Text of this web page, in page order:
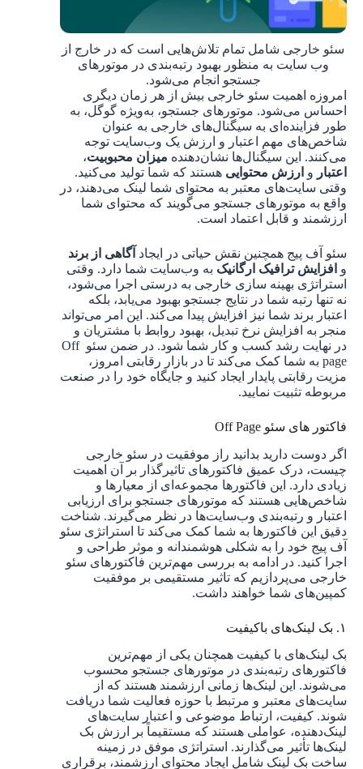
سئو خارجی شامل تمام تلاش‌هایی است که در خارج از
وب سایت به منظور بهبود رتبه‌بندی در موتورهای
جستجو انجام می‌شود.
امروزه اهمیت سئو خارجی بیش از هر زمان دیگری
احساس می‌شود. موتورهای جستجو، به‌ویژه گوگل، به
طور فزاینده‌ای به سیگنال‌های خارجی به عنوان
شاخص‌های مهم اعتبار و ارزش یک وب‌سایت توجه
می‌کنند. این سیگنال‌ها نشان‌دهنده میزان محبوبیت،
اعتبار و ارزش محتوایی هستند که شما تولید می‌کنید.
وقتی سایت‌های معتبر به محتوای شما لینک می‌دهند، در
واقع به موتورهای جستجو می‌گویند که محتوای شما
ارزشمند و قابل اعتماد است.
سئو آف پیج همچنین نقش حیاتی در ایجاد آگاهی از برند
و افزایش ترافیک ارگانیک به وب‌سایت شما دارد. وقتی
استراتژی بهینه سازی خارجی به درستی اجرا می‌شود،
نه تنها رتبه شما در نتایج جستجو بهبود می‌یابد، بلکه
اعتبار برند شما نیز افزایش پیدا می‌کند. این امر می‌تواند
منجر به افزایش نرخ تبدیل، بهبود روابط با مشتریان و
در نهایت رشد کسب و کار شما شود. در ضمن سئو Off
page به شما کمک می‌کند تا در بازار رقابتی امروز،
مزیت رقابتی پایدار ایجاد کنید و جایگاه خود را در صنعت
مربوطه تثبیت نمایید.
فاکتور های سئو Off Page
اگر دوست دارید بدانید راز موفقیت در سئو خارجی
چیست، درک عمیق فاکتورهای تاثیرگذار بر آن اهمیت
زیادی دارد. این فاکتورها مجموعه‌ای از معیارها و
شاخص‌هایی هستند که موتورهای جستجو برای ارزیابی
اعتبار و رتبه‌بندی وب‌سایت‌ها در نظر می‌گیرند. شناخت
دقیق این فاکتورها به شما کمک می‌کند تا استراتژی سئو
آف پیج خود را به شکلی هوشمندانه و موثر طراحی و
اجرا کنید. در ادامه به بررسی مهم‌ترین فاکتورهای سئو
خارجی می‌پردازیم که تاثیر مستقیمی بر موفقیت
کمپین‌های شما خواهند داشت.
۱. بک لینک‌های باکیفیت
بک لینک‌های با کیفیت همچنان یکی از مهم‌ترین
فاکتورهای رتبه‌بندی در موتورهای جستجو محسوب
می‌شوند. این لینک‌ها زمانی ارزشمند هستند که از
سایت‌های معتبر و مرتبط با حوزه فعالیت شما دریافت
شوند. کیفیت، ارتباط موضوعی و اعتبار سایت‌های
لینک‌دهنده، عواملی هستند که مستقیماً بر ارزش بک
لینک‌ها تأثیر می‌گذارند. استراتژی موفق در زمینه
ساخت بک لینک شامل ایجاد محتوای ارزشمند، برقراری